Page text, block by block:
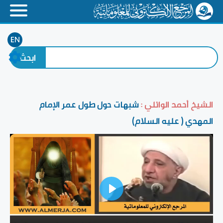
EN
الشيخ أحمد الوائلي :شبهات حول طول عمر الإمام
المهدي ( عليه السلام)
Play